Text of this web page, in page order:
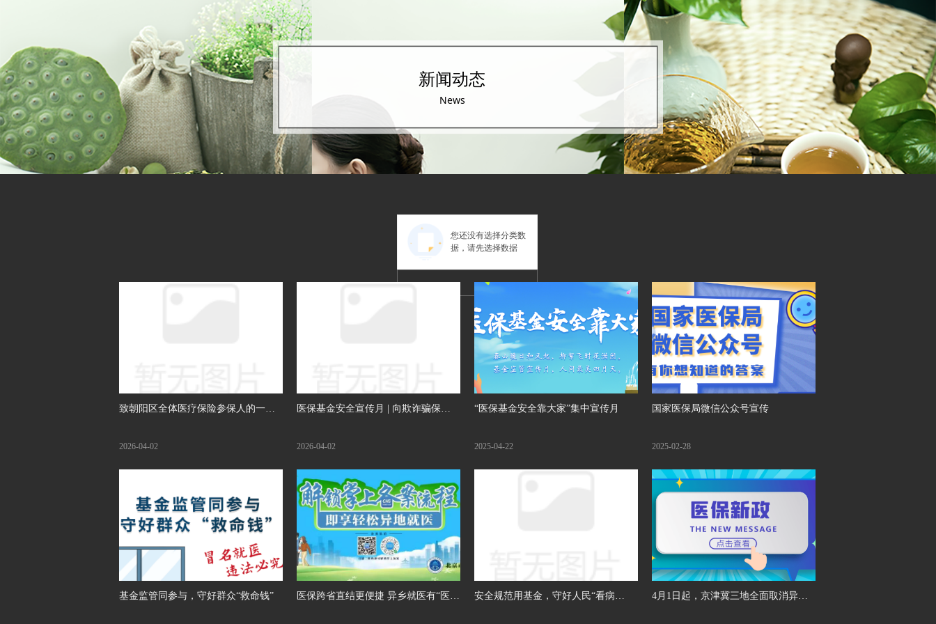
您还没有选择分类数
据，请先选择数据
新闻动态
News
致朝阳区全体医疗保险参保人的一封
2026-04-02
医保基金安全宣传月 | 向欺诈骗保
2026-04-02
“医保基金安全靠大家”集中宣传月
2025-04-22
国家医保局微信公众号宣传
2025-02-28
基金监管同参与，守好群众“救命钱” 医保跨省直结更便捷 异乡就医有“医 安全规范用基金，守好人民“看病 4月1日起，京津冀三地全面取消异地